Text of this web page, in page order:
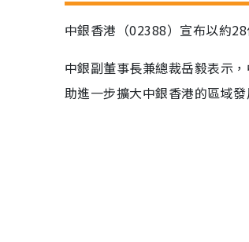
中銀香港（02388）宣布以約
中銀副董事長兼總裁岳毅表示
助進一步擴大中銀香港的區域